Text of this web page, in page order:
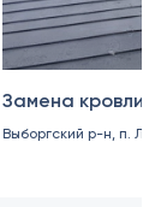
Замена кровли
Выборгский р-н, п.